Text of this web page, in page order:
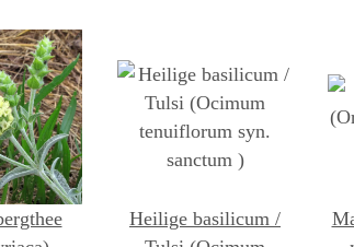
Heilige basilicum /